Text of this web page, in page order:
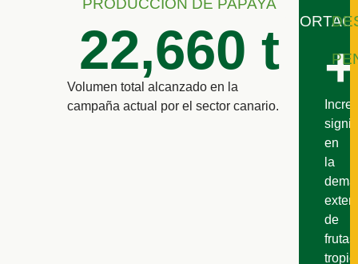
PRODUCCIÓN DE PAPAYA
22,660 t
Volumen total alcanzado en la
campaña actual por el sector canario.
+
en
la
de
frutas